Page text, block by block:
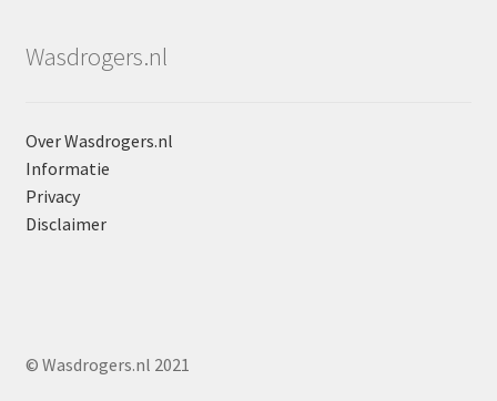
Wasdrogers.nl
Over Wasdrogers.nl
Informatie
Privacy
Disclaimer
© Wasdrogers.nl 2021